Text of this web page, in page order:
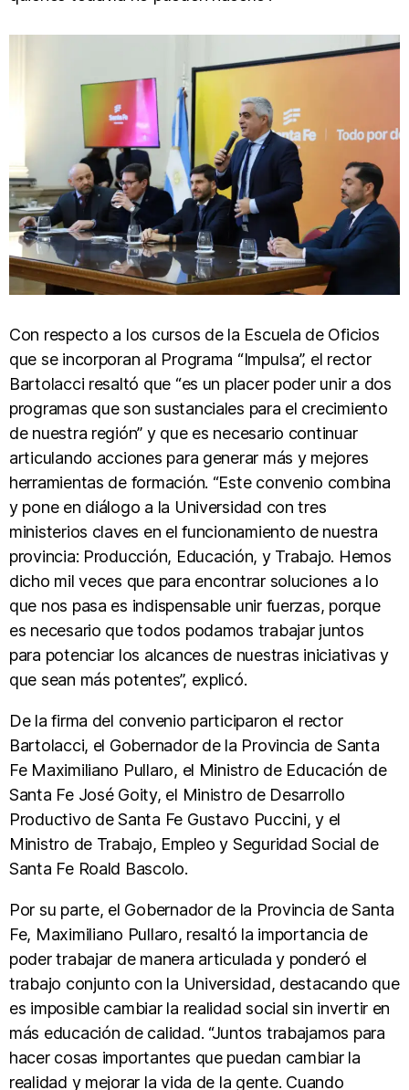
Con respecto a los cursos de la Escuela de Oficios
que se incorporan al Programa “Impulsa”, el rector
Bartolacci resaltó que “es un placer poder unir a dos
programas que son sustanciales para el crecimiento
de nuestra región” y que es necesario continuar
articulando acciones para generar más y mejores
herramientas de formación. “Este convenio combina
y pone en diálogo a la Universidad con tres
ministerios claves en el funcionamiento de nuestra
provincia: Producción, Educación, y Trabajo. Hemos
dicho mil veces que para encontrar soluciones a lo
que nos pasa es indispensable unir fuerzas, porque
es necesario que todos podamos trabajar juntos
para potenciar los alcances de nuestras iniciativas y
que sean más potentes”, explicó.
De la firma del convenio participaron el rector
Bartolacci, el Gobernador de la Provincia de Santa
Fe Maximiliano Pullaro, el Ministro de Educación de
Santa Fe José Goity, el Ministro de Desarrollo
Productivo de Santa Fe Gustavo Puccini, y el
Ministro de Trabajo, Empleo y Seguridad Social de
Santa Fe Roald Bascolo.
Por su parte, el Gobernador de la Provincia de Santa
Fe, Maximiliano Pullaro, resaltó la importancia de
poder trabajar de manera articulada y ponderó el
trabajo conjunto con la Universidad, destacando que
es imposible cambiar la realidad social sin invertir en
más educación de calidad. “Juntos trabajamos para
hacer cosas importantes que puedan cambiar la
realidad y mejorar la vida de la gente. Cuando